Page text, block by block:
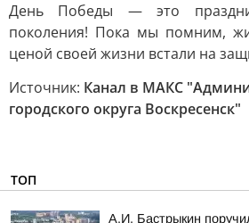
День Победы — это
поколения! Пока мы помним,
ценой своей жизни встали на
Источник: Канал в МАКС
городского округа Воскресенск"
ТОП
А.И. Бастрыкин